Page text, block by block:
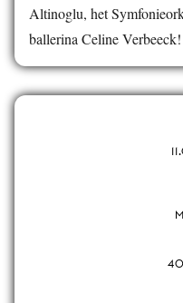
Altinoglu, het
ballerina Celine Verbeeck!